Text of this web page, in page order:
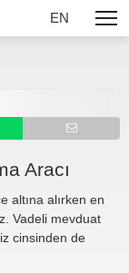
EN
Aracı
altına alırken en
Vadeli mevduat
cinsinden de